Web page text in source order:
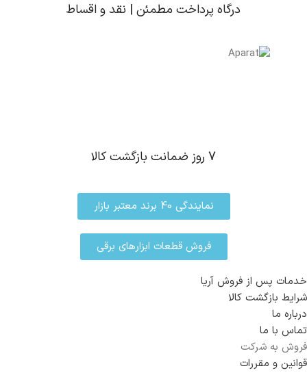
درگاه پرداخت مطمئن | نقد و اقساط
7 روز ضمانت بازگشت کالا
نمایندگی 40 برند معتبر بازار
فروش قطعات ابزارهای برقی
خدمات پس از فروش آریا
شرایط بازگشت کالا
درباره ما
تماس با ما
فروش به شرکت
قوانین و مقررات